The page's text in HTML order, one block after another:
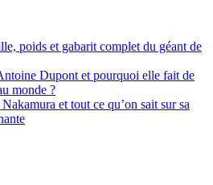
poids et gabarit complet du géant de
Dupont et pourquoi elle fait de
monde ?
et tout ce qu’on sait sur sa